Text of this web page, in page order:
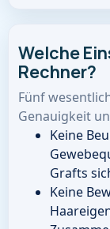
Welche
Rechner?
Fünf
Genauigkeit
Keine
Grafts
Keine